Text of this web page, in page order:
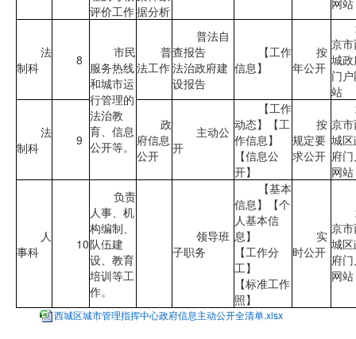
评价工作据分析
网站
法
制科
8
市民
服务热线
和城市运
行管理的
法治教
育、信息
公开等。
普
法工作
普法自
查报告
法治政府建
设报告
【工作
信息】
按
年公开
京
城
门
站
法
制科
9
政
府信息
公开
主动公
开
【工作
动态】【工
作信息】
【信息公
开】
按
规定要
求公开
京
城
府
网站
人
事科
10
负责
人事、机
构编制、
队伍建
设、教育
培训等工
作。
领导班
子职务
【基本
信息】【个
人基本信
息】
【工作分
工】
【标准工作
照】
实
时公开
京
城
府
网站
西城区城市管理指挥中心政府信息主动公开全清单.xlsx